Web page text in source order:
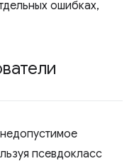
ошибках,
псевдокласс